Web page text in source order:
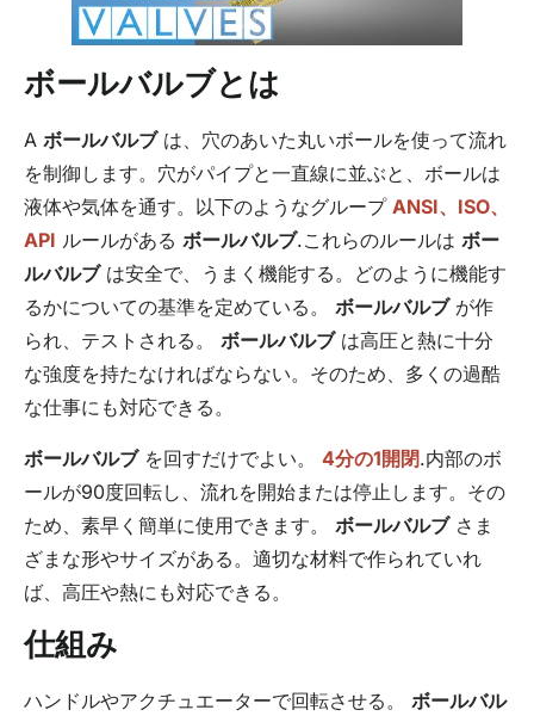
ボールバルブとは
A ボールバルブは、穴のあいた丸いボールを使って流れ
を制御します。穴がパイプと一直線に並ぶと、ボールは
液体や気体を通す。以下のようなグループ ANSI、ISO、
API ルールがある ボールバルブ.これらのルールは ボー
ルバルブは安全で、うまく機能する。どのように機能す
るかについての基準を定めている。 ボールバルブが作
られ、テストされる。 ボールバルブは高圧と熱に十分
な強度を持たなければならない。そのため、多くの過酷
な仕事にも対応できる。
ボールバルブを回すだけでよい。 4分の1開閉.内部のボ
ールが90度回転し、流れを開始または停止します。その
ため、素早く簡単に使用できます。 ボールバルブさま
ざまな形やサイズがある。適切な材料で作られていれ
ば、高圧や熱にも対応できる。
仕組み
ハンドルやアクチュエーターで回転させる。 ボールバル